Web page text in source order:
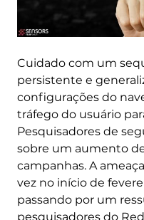
Cuidado com um
persistente e
configurações do
tráfego do usuário
Pesquisadores de
sobre um aumento
campanhas. A
vez no início de
passando por um
pesquisadores do